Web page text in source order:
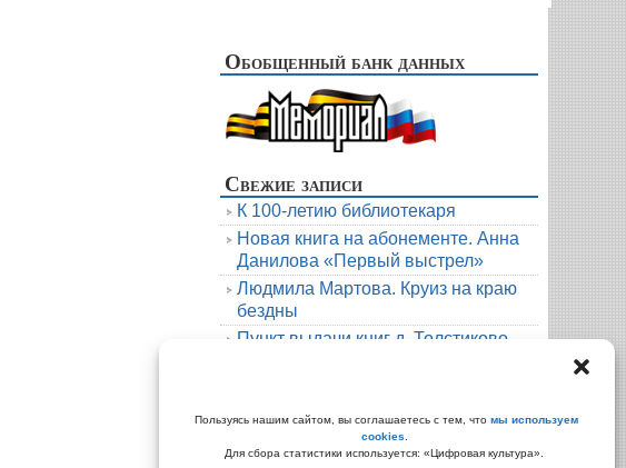
Пользуясь нашим сайтом, вы соглашаетесь с тем, что мы используем
cookies
Для сбора статистики используется: «Цифровая культура».
Обобщенный банк данных
Свежие записи
К 100-летию библиотекаря
Новая книга на абонементе. Анна
Данилова «Первый выстрел»
Людмила Мартова. Круиз на краю
бездны
Пункт выдачи книг д. Толстиково.
Архивы
Архивы